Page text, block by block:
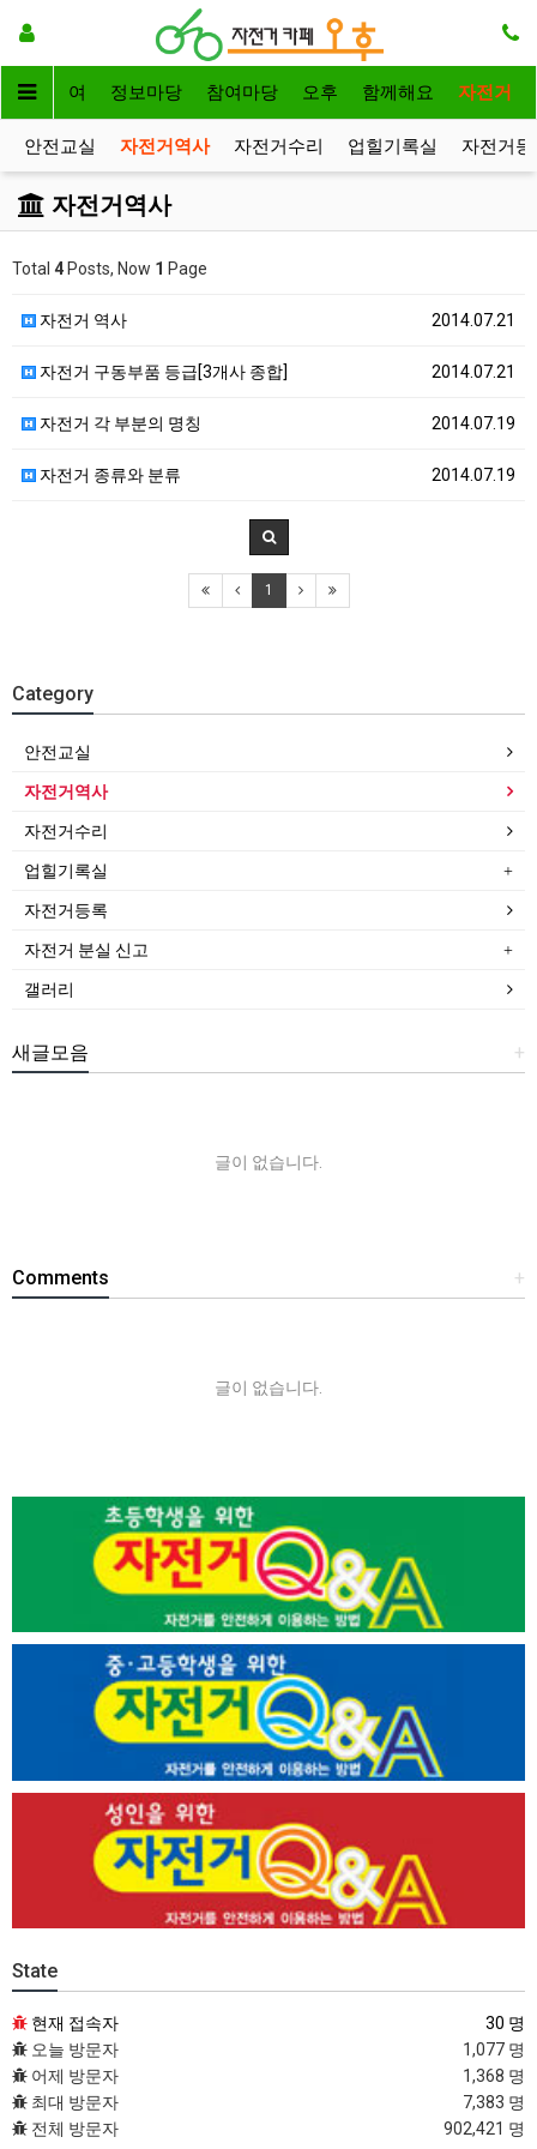
전거대여 정보마당 참여마당 오후 함께해요 자전거
안전교실 자전거역사 자전거수리 업힐기록실 자전거
자전거역사
Total 4 Posts, Now 1 Page
2014.07.21
자전거 역사
2014.07.21
자전거 구동부품 등급[3개사 종합]
2014.07.19
자전거 각 부분의 명칭
2014.07.19
자전거 종류와 분류
1
Category
안전교실
자전거역사
자전거수리
업힐기록실
자전거등록
자전거 분실 신고
갤러리
+
새글모음
글이 없습니다.
+
Comments
글이 없습니다.
State
현재 접속자
30 명
오늘 방문자
1,077 명
어제 방문자
1,368 명
최대 방문자
7,383 명
전체 방문자
902,421 명